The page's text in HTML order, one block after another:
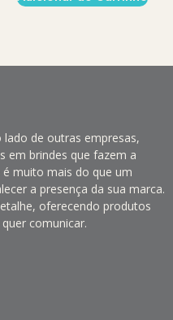
de outras empresas,
em brindes que fazem a
muito mais do que um
a presença da sua marca.
oferecendo produtos
comunicar.